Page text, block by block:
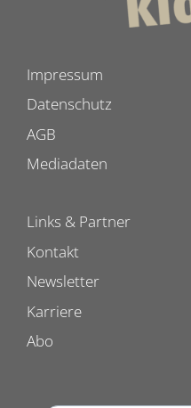
Impressum
Datenschutz
AGB
Mediadaten
Links & Partner
Kontakt
Newsletter
Karriere
Abo